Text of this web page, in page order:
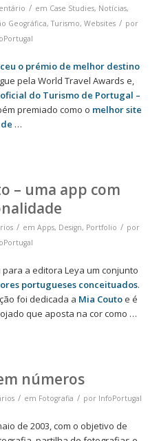
/ em Case Studies, Notícias,
Geográfica,Turismo,Websites / por
o prémio de melhor destino
pela World Travel Awards e,
do Turismo de Portugal –
premiado como o melhor site
de …
– uma app com
/ em Apps, Design, Portfolio / por
a editora Leya um conjunto
portugueses conceituados.
foi dedicada a Mia Coutoe é
que aposta na cor como …
números
/ em Fotografia / por InfoPortugal
de 2003, com o objetivo de